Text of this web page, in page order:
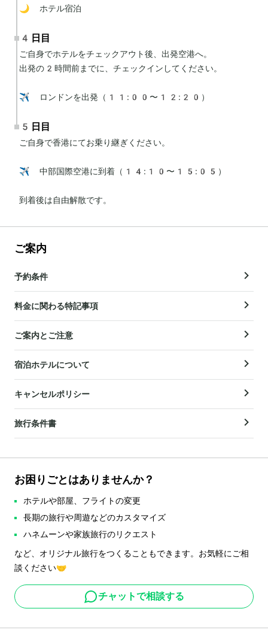
🌙 ホテル宿泊
4日目
ご自身でホテルをチェックアウト後、出発空港へ。
出発の2時間前までに、チェックインしてください。
✈️ ロンドンを出発（11:00〜12:20）
5日目
ご自身で香港にてお乗り継ぎください。
✈️ 中部国際空港に到着（14:10〜15:05）
到着後は自由解散です。
ご案内
予約条件
料金に関わる特記事項
ご案内とご注意
宿泊ホテルについて
キャンセルポリシー
旅行条件書
お困りごとはありませんか？
ホテルや部屋、フライトの変更
長期の旅行や周遊などのカスタマイズ
ハネムーンや家族旅行のリクエスト
など、オリジナル旅行をつくることもできます。お気軽にご相
談ください🤝
チャットで相談する